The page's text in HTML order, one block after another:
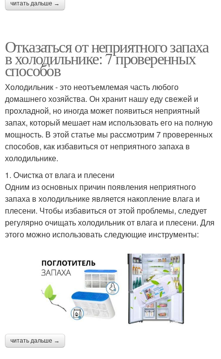
читать дальше →
Отказаться от неприятного запаха
в холодильнике: 7 проверенных
способов
Холодильник - это неотъемлемая часть любого
домашнего хозяйства. Он хранит нашу еду свежей и
прохладной, но иногда может появиться неприятный
запах, который мешает нам использовать его на полную
мощность. В этой статье мы рассмотрим 7 проверенных
способов, как избавиться от неприятного запаха в
холодильнике.
1. Очистка от влага и плесени
Одним из основных причин появления неприятного
запаха в холодильнике является накопление влага и
плесени. Чтобы избавиться от этой проблемы, следует
регулярно очищать холодильник от влага и плесени. Для
этого можно использовать следующие инструменты:
читать дальше →